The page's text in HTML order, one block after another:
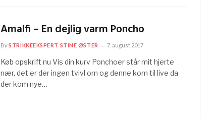
Amalfi – En dejlig varm Poncho
BySTRIKKEEKSPERT STINE ØSTER 7. august 2017
Køb opskrift nu Vis din kurv Ponchoer står mit hjerte
nær, det er der ingen tvivl om og denne kom til live da
der kom nye…